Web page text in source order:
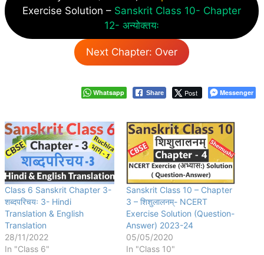
Exercise Solution – Sanskrit Class 10- Chapter
12- अन्योक्तयः
Next Chapter: Over
Whatsapp Share Post Messenger
Class 6 Sanskrit Chapter 3-
शब्दपरिचयः 3- Hindi
Translation & English
Translation
28/11/2022
In "Class 6"
Sanskrit Class 10 – Chapter
3 – शिशुलालनम्- NCERT
Exercise Solution (Question-
Answer) 2023-24
05/05/2020
In "Class 10"